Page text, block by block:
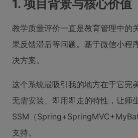
1. 项目背景与核心价值
教学质量评价一直是教育管理中的
果反馈滞后等问题。基于微信小程
决方案。
这个系统最吸引我的地方在于它完
无需安装、即用即走的特性，让师
SSM（
支持。